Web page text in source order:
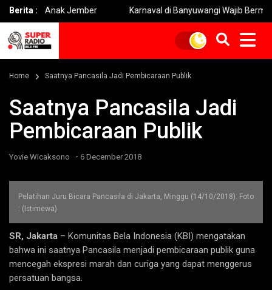
Berita :
Anak Jember Karnaval di Banyuwangi Wajib Bermaterai
Home Saatnya Pancasila Jadi Pembicaraan Publik
Saatnya Pancasila Jadi
Pembicaraan Publik
Yovie Wicaksono - 6 December 2018
Pelatihan Juru Bicara Pancasila di Jakarta, Minggu (14/10/2018). Foto
: (Istimewa)
SR, Jakarta – Komunitas Bela Indonesia (KBI) mengatakan
bahwa ini saatnya Pancasila menjadi pembicaraan publik guna
mencegah ekspresi marah dan curiga yang dapat menggerus
persatuan bangsa.